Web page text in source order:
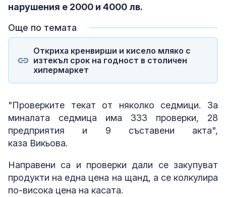
нарушения е 2000 и 4000 лв.
Още по темата
Откриха кренвирши и кисело мляко с
изтекъл срок на годност в столичен
хипермаркет
"Проверките текат от няколко седмици. За
миналата седмица има 333 проверки, 28
предприятия и 9 съставени акта",
каза Викьова.
Направени са и проверки дали се закупуват
продукти на една цена на щанд, а се колкулира
по-висока цена на касата.